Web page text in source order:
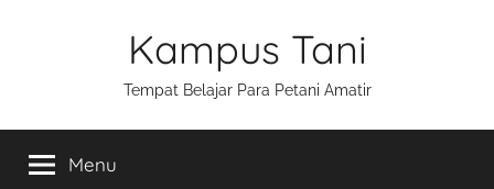
Kampus Tani
Tempat Belajar Para Petani Amatir
Menu